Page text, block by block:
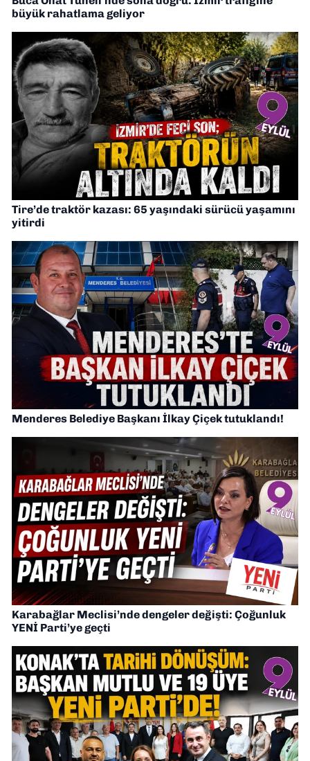
büyük rahatlama geliyor
Tire’de traktör kazası: 65 yaşındaki sürücü yaşamını
yitirdi
Menderes Belediye Başkanı İlkay Çiçek tutuklandı!
Karabağlar Meclisi’nde dengeler değişti: Çoğunluk
YENİ Parti’ye geçti